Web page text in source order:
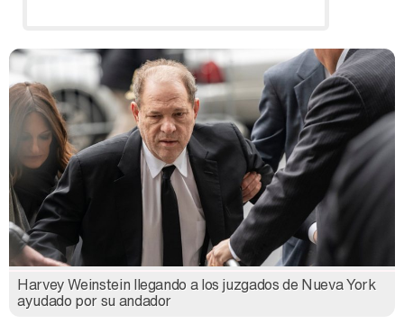
Harvey Weinstein llegando a los juzgados de Nueva York
ayudado por su andador